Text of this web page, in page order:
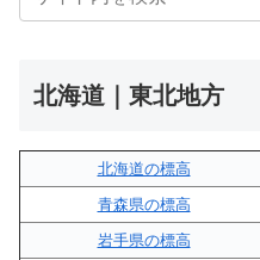
北海道｜東北地方
北海道の標高
青森県の標高
岩手県の標高